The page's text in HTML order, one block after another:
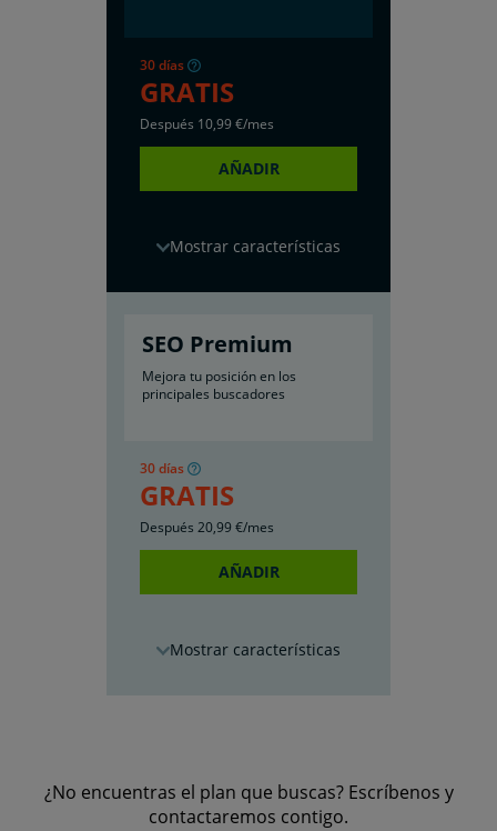
30 días
GRATIS
Después 10,99 €/mes
AÑADIR
características
SEO Premium
Mejora tu posición en los
principales buscadores
30 días
GRATIS
Después 20,99 €/mes
AÑADIR
características
¿No encuentras el plan que buscas? Escríbenos y
contactaremos contigo.